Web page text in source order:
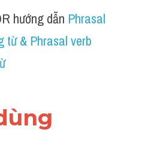
hướng dẫn Phrasal
từ & Phrasal verb